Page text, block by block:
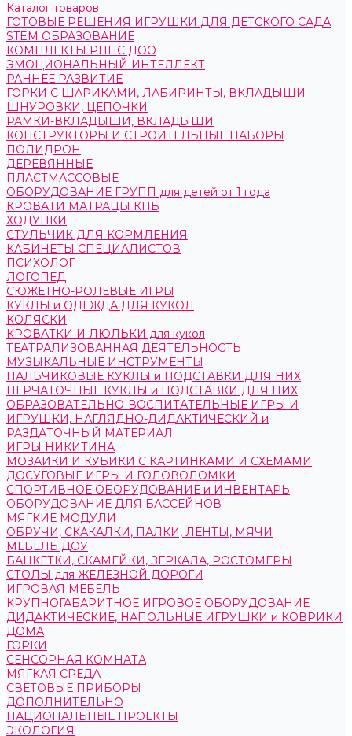
Каталог товаров
ГОТОВЫЕ РЕШЕНИЯ ИГРУШКИ ДЛЯ ДЕТСКОГО САДА
STEM ОБРАЗОВАНИЕ
КОМПЛЕКТЫ РППС ДОО
ЭМОЦИОНАЛЬНЫЙ ИНТЕЛЛЕКТ
РАННЕЕ РАЗВИТИЕ
ГОРКИ С ШАРИКАМИ, ЛАБИРИНТЫ, ВКЛАДЫШИ
ШНУРОВКИ, ЦЕПОЧКИ
РАМКИ-ВКЛАДЫШИ, ВКЛАДЫШИ
КОНСТРУКТОРЫ И СТРОИТЕЛЬНЫЕ НАБОРЫ
ПОЛИДРОН
ДЕРЕВЯННЫЕ
ПЛАСТМАССОВЫЕ
ОБОРУДОВАНИЕ ГРУПП для детей от 1 года
КРОВАТИ МАТРАЦЫ КПБ
ХОДУНКИ
СТУЛЬЧИК ДЛЯ КОРМЛЕНИЯ
КАБИНЕТЫ СПЕЦИАЛИСТОВ
ПСИХОЛОГ
ЛОГОПЕД
СЮЖЕТНО-РОЛЕВЫЕ ИГРЫ
КУКЛЫ и ОДЕЖДА ДЛЯ КУКОЛ
КОЛЯСКИ
КРОВАТКИ И ЛЮЛЬКИ для кукол
ТЕАТРАЛИЗОВАННАЯ ДЕЯТЕЛЬНОСТЬ
МУЗЫКАЛЬНЫЕ ИНСТРУМЕНТЫ
ПАЛЬЧИКОВЫЕ КУКЛЫ и ПОДСТАВКИ ДЛЯ НИХ
ПЕРЧАТОЧНЫЕ КУКЛЫ и ПОДСТАВКИ ДЛЯ НИХ
ОБРАЗОВАТЕЛЬНО-ВОСПИТАТЕЛЬНЫЕ ИГРЫ И
ИГРУШКИ, НАГЛЯДНО-ДИДАКТИЧЕСКИЙ и
РАЗДАТОЧНЫЙ МАТЕРИАЛ
ИГРЫ НИКИТИНА
МОЗАИКИ И КУБИКИ С КАРТИНКАМИ И СХЕМАМИ
ДОСУГОВЫЕ ИГРЫ И ГОЛОВОЛОМКИ
СПОРТИВНОЕ ОБОРУДОВАНИЕ и ИНВЕНТАРЬ
ОБОРУДОВАНИЕ ДЛЯ БАССЕЙНОВ
МЯГКИЕ МОДУЛИ
ОБРУЧИ, СКАКАЛКИ, ПАЛКИ, ЛЕНТЫ, МЯЧИ
МЕБЕЛЬ ДОУ
БАНКЕТКИ, СКАМЕЙКИ, ЗЕРКАЛА, РОСТОМЕРЫ
СТОЛЫ для ЖЕЛЕЗНОЙ ДОРОГИ
ИГРОВАЯ МЕБЕЛЬ
КРУПНОГАБАРИТНОЕ ИГРОВОЕ ОБОРУДОВАНИЕ
ДИДАКТИЧЕСКИЕ, НАПОЛЬНЫЕ ИГРУШКИ и КОВРИКИ
ДОМА
ГОРКИ
СЕНСОРНАЯ КОМНАТА
МЯГКАЯ СРЕДА
СВЕТОВЫЕ ПРИБОРЫ
ДОПОЛНИТЕЛЬНО
НАЦИОНАЛЬНЫЕ ПРОЕКТЫ
ЭКОЛОГИЯ